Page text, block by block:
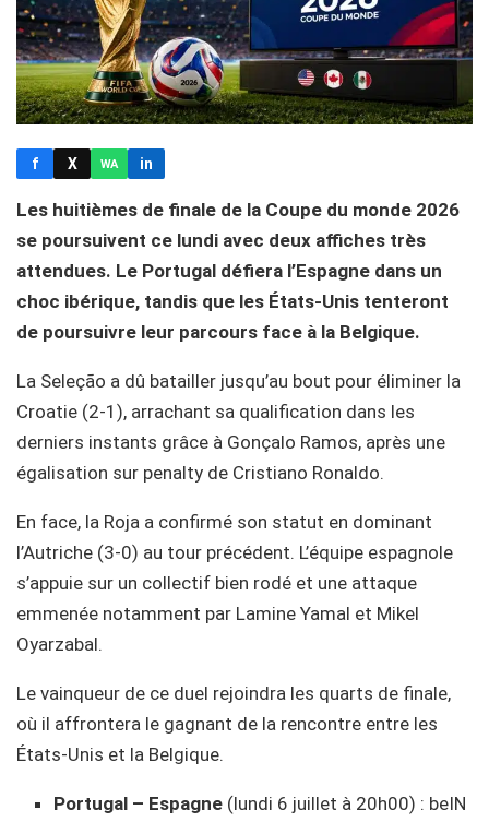
f X WA in
Les huitièmes de finale de la Coupe du monde 2026
se poursuivent ce lundi avec deux affiches très
attendues. Le Portugal défiera l’Espagne dans un
choc ibérique, tandis que les États-Unis tenteront
de poursuivre leur parcours face à la Belgique.
La Seleção a dû batailler jusqu’au bout pour éliminer la
Croatie (2-1), arrachant sa qualification dans les
derniers instants grâce à Gonçalo Ramos, après une
égalisation sur penalty de Cristiano Ronaldo.
En face, la Roja a confirmé son statut en dominant
l’Autriche (3-0) au tour précédent. L’équipe espagnole
s’appuie sur un collectif bien rodé et une attaque
emmenée notamment par Lamine Yamal et Mikel
Oyarzabal.
Le vainqueur de ce duel rejoindra les quarts de finale,
où il affrontera le gagnant de la rencontre entre les
États-Unis et la Belgique.
Portugal – Espagne (lundi 6 juillet à 20h00) : beIN